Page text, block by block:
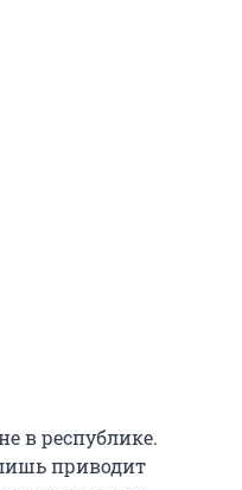
в республике.
приводит